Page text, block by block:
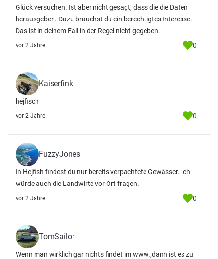
Glück versuchen. Ist aber nicht gesagt, dass die die Daten
herausgeben. Dazu brauchst du ein berechtigtes Interesse.
Das ist in deinem Fall in der Regel nicht gegeben.
vor 2 Jahre 0
Kaiserfink
hejfisch
vor 2 Jahre 0
FuzzyJones
In Hejfish findest du nur bereits verpachtete Gewässer. Ich
würde auch die Landwirte vor Ort fragen.
vor 2 Jahre 0
TomSailor
Wenn man wirklich gar nichts findet im www.,dann ist es zu